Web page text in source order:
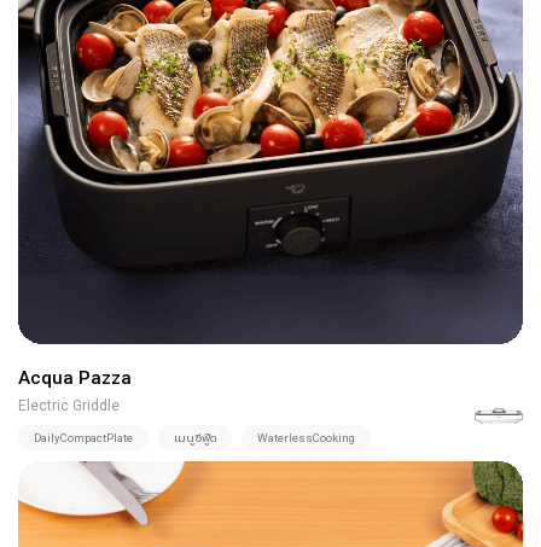
Acqua Pazza
Electric Griddle
DailyCompactPlate เมนูซีฟู๊ด WaterlessCooking